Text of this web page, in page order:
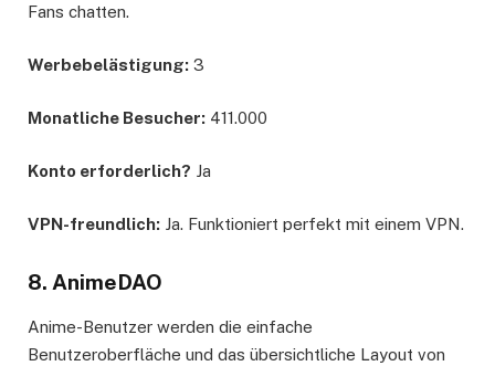
Fans chatten.
Werbebelästigung: 3
Monatliche Besucher: 411.000
Konto erforderlich? Ja
VPN-freundlich: Ja. Funktioniert perfekt mit einem VPN.
8. AnimeDAO
Anime-Benutzer werden die einfache
Benutzeroberfläche und das übersichtliche Layout von